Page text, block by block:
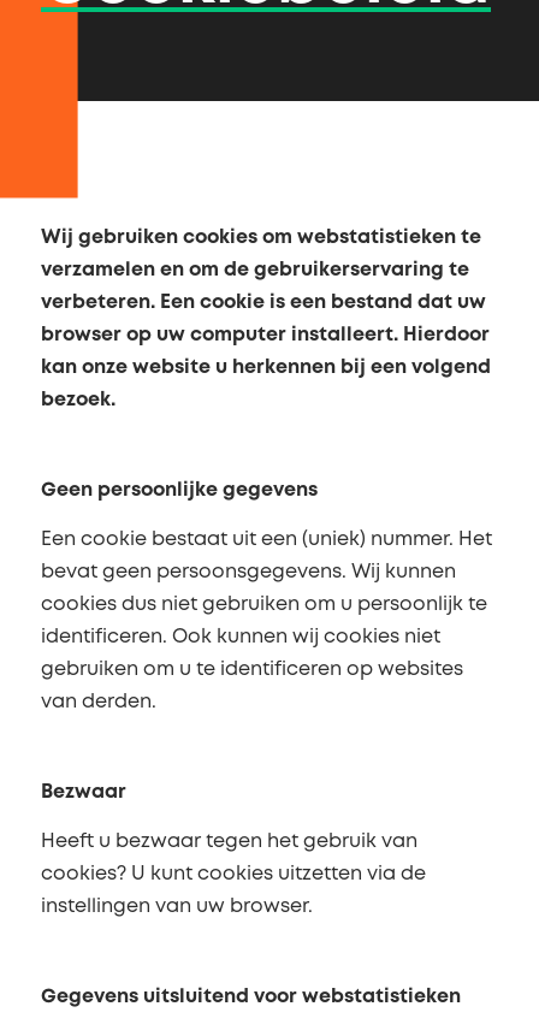
Wij gebruiken cookies om webstatistieken te
verzamelen en om de gebruikerservaring te
verbeteren. Een cookie is een bestand dat uw
browser op uw computer installeert. Hierdoor
kan onze website u herkennen bij een volgend
bezoek.
Geen persoonlijke gegevens
Een cookie bestaat uit een (uniek) nummer. Het
bevat geen persoonsgegevens. Wij kunnen
cookies dus niet gebruiken om u persoonlijk te
identificeren. Ook kunnen wij cookies niet
gebruiken om u te identificeren op websites
van derden.
Bezwaar
Heeft u bezwaar tegen het gebruik van
cookies? U kunt cookies uitzetten via de
instellingen van uw browser.
Gegevens uitsluitend voor webstatistieken